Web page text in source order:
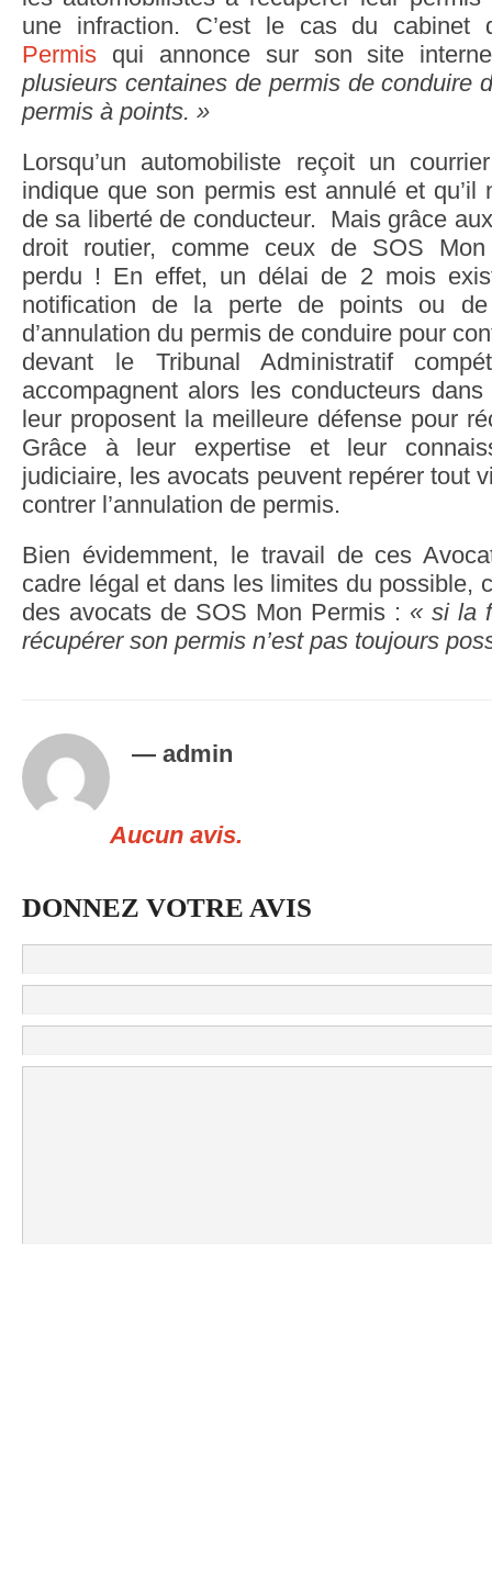
une infraction. C’est le cas du cabinet
Permis qui annonce sur son site
plusieurs centaines de permis de conduire
permis à points. »
Lorsqu’un automobiliste reçoit un
indique que son permis est annulé et qu’il
de sa liberté de conducteur. Mais grâce
droit routier, comme ceux de SOS Mon
perdu ! En effet, un délai de 2 mois
notification de la perte de points ou de
d’annulation du permis de conduire pour
devant le Tribunal Administratif
accompagnent alors les conducteurs
leur proposent la meilleure défense pour
Grâce à leur expertise et leur
judiciaire, les avocats peuvent repérer tout
contrer l’annulation de permis.
Bien évidemment, le travail de ces
cadre légal et dans les limites du possible,
des avocats de SOS Mon Permis : « si la
récupérer son permis n’est pas toujours
— admin
Aucun avis.
DONNEZ VOTRE AVIS